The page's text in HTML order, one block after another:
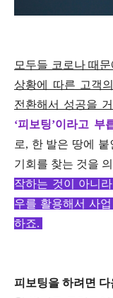
모두들 코로나 때
상황에 따른 고객
전환해서 성공을
‘피보팅’이라고 부
로, 한 발은 땅에
기회를 찾는 것을
작하는 것이 아니
우를 활용해서 사
하죠.
피보팅을 하려면